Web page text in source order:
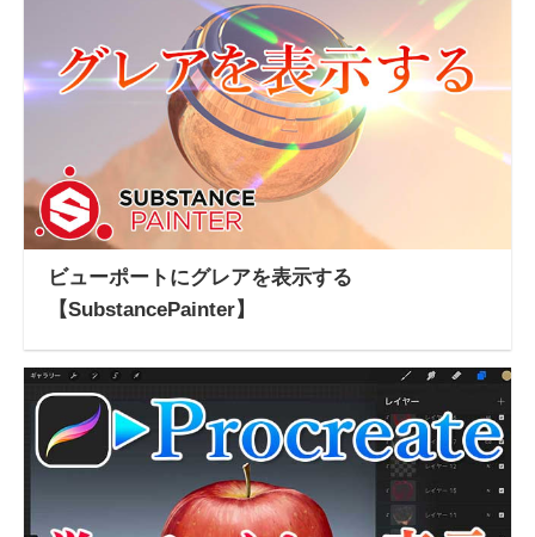
ビューポートにグレアを表示する
【SubstancePainter】